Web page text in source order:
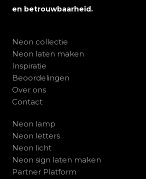
en betrouwbaarheid.
Neon collectie
Neon laten maken
Inspiratie
Beoordelingen
Over ons
Contact
Neon lamp
Neon letters
Neon licht
Neon sign laten maken
Partner Platform